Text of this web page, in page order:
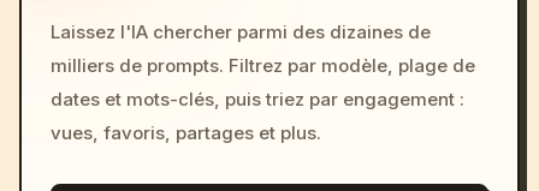
Laissez l'IA chercher parmi des dizaines de
milliers de prompts. Filtrez par modèle, plage de
dates et mots-clés, puis triez par engagement :
vues, favoris, partages et plus.